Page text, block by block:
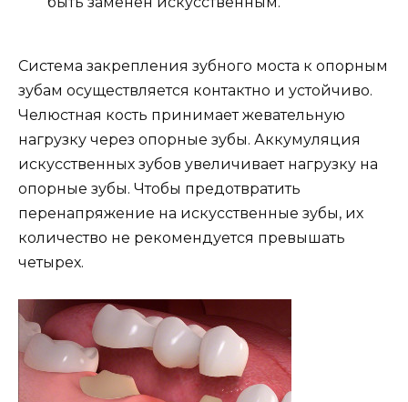
Система закрепления зубного моста к опорным
зубам осуществляется контактно и устойчиво.
Челюстная кость принимает жевательную
нагрузку через опорные зубы. Аккумуляция
искусственных зубов увеличивает нагрузку на
опорные зубы. Чтобы предотвратить
перенапряжение на искусственные зубы, их
количество не рекомендуется превышать
четырех.